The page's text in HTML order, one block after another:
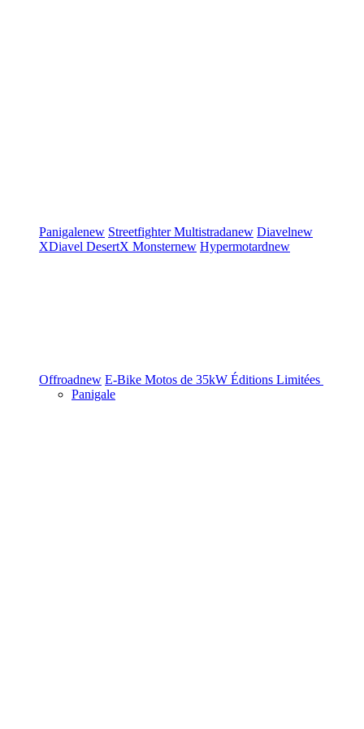
Panigalenew StreetfighterMultistradanew Diavelnew
XDiavel DesertX Monsternew Hypermotardnew
Offroadnew E-Bike Motos de 35kW Éditions Limitées
Panigale